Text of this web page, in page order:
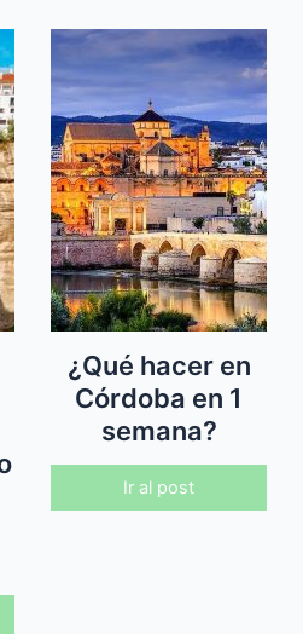
¿Qué hacer en
Córdoba en 1
semana?
Ir al post